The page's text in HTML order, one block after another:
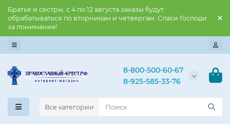
Братья и сёстры, с 4 по 12 августа заказы будут
обрабатываться по вторникам и четвергам. Спаси Господи
за понимание!
8-800-500-60-67
8-925-585-33-76
Все категории